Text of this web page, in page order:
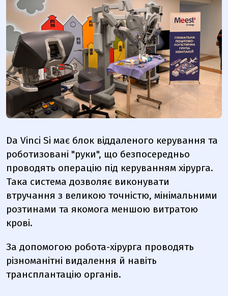
Da Vinci Si має блок віддаленого керування та
роботизовані "руки", що безпосередньо
проводять операцію під керуванням хірурга.
Така система дозволяє виконувати
втручання з великою точністю, мінімальними
розтинами та якомога меншою витратою
крові.
За допомогою робота-хірурга проводять
різноманітні видалення й навіть
трансплантацію органів.